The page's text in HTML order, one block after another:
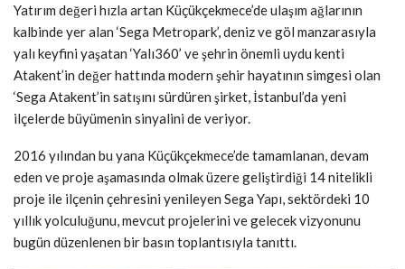
Yatırım değeri hızla artan Küçükçekmece’de ulaşım ağlarının
kalbinde yer alan ‘Sega Metropark’, deniz ve göl manzarasıyla
yalı keyfini yaşatan ‘Yalı360’ ve şehrin önemli uydu kenti
Atakent’in değer hattında modern şehir hayatının simgesi olan
‘Sega Atakent’in satışını sürdüren şirket, İstanbul’da yeni
ilçelerde büyümenin sinyalini de veriyor.
2016 yılından bu yana Küçükçekmece’de tamamlanan, devam
eden ve proje aşamasında olmak üzere geliştirdiği 14 nitelikli
proje ile ilçenin çehresini yenileyen Sega Yapı, sektördeki 10
yıllık yolculuğunu, mevcut projelerini ve gelecek vizyonunu
bugün düzenlenen bir basın toplantısıyla tanıttı.